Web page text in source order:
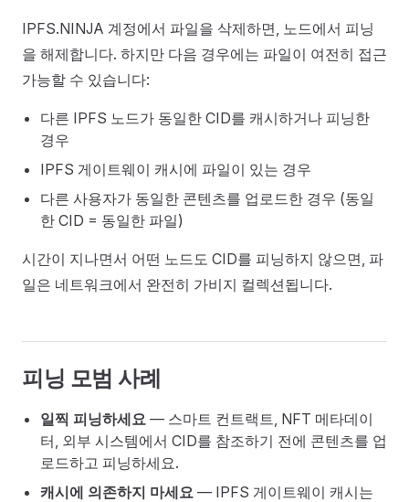
IPFS.NINJA 계정에서 파일을 삭제하면, 노드에서 피닝
을 해제합니다. 하지만 다음 경우에는 파일이 여전히 접근
가능할 수 있습니다:
다른 IPFS 노드가 동일한 CID를 캐시하거나 피닝한
경우
IPFS 게이트웨이 캐시에 파일이 있는 경우
다른 사용자가 동일한 콘텐츠를 업로드한 경우 (동일
한 CID = 동일한 파일)
시간이 지나면서 어떤 노드도 CID를 피닝하지 않으면, 파
일은 네트워크에서 완전히 가비지 컬렉션됩니다.
피닝 모범 사례
일찍 피닝하세요 — 스마트 컨트랙트, NFT 메타데이
터, 외부 시스템에서 CID를 참조하기 전에 콘텐츠를 업
로드하고 피닝하세요.
캐시에 의존하지 마세요 — IPFS 게이트웨이 캐시는